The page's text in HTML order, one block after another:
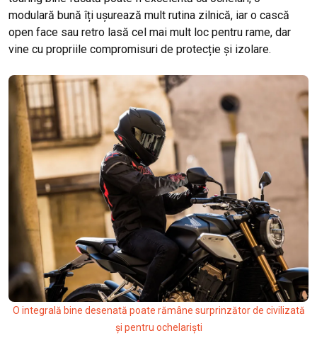
modulară bună îți ușurează mult rutina zilnică, iar o cască
open face sau retro lasă cel mai mult loc pentru rame, dar
vine cu propriile compromisuri de protecție și izolare.
O integrală bine desenată poate rămâne surprinzător de civilizată
și pentru ochelariști